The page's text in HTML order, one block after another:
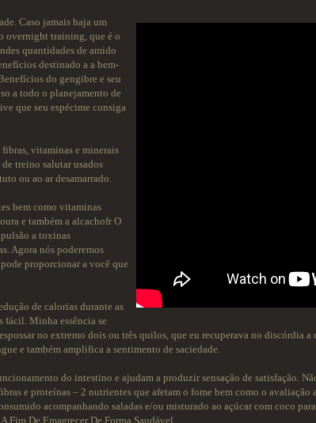
Caso jamais haja um
overnight training, que é o
quantidades de amido
destinado a a bem-
do gengibre e seu
a todo o planejamento de
que seu espécime consiga
vitaminas e minerais
treino salutar usados
ou ao ar desamarrado.
bem como vitaminas
e também a alcachofr O
a toxinas
Agora nós poderemos
proporcionar a você que
de calorias durante as
fácil. Minha essência se
no extremo dois ou três quilos, que eu recuperava no discórdia a
e também amplifica a sentimento de saciedade.
do intestino e ajudam a produzir sensação de satisfação.
e proteínas – 2 nutrientes que afetam o fome bem como o avaliação
acompanhando saladas e/ou misturado ao açúcar com coco
Fim De Emagrecer De Forma Saudável